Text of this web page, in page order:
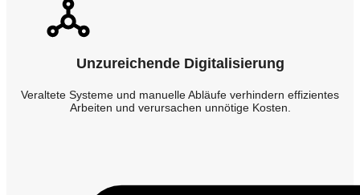
Unzureichende Digitalisierung
Veraltete Systeme und manuelle Abläufe verhindern effizientes
Arbeiten und verursachen unnötige Kosten.